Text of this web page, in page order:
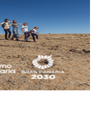
alemán, hembra, 4 años. Por